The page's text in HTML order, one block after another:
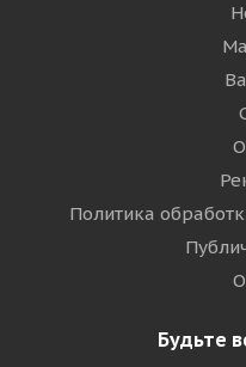
Политика
Будьте